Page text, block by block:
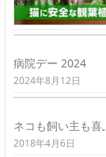
病院デー 2024
2024年8月12日
ネコも飼い主も
2018年4月6日